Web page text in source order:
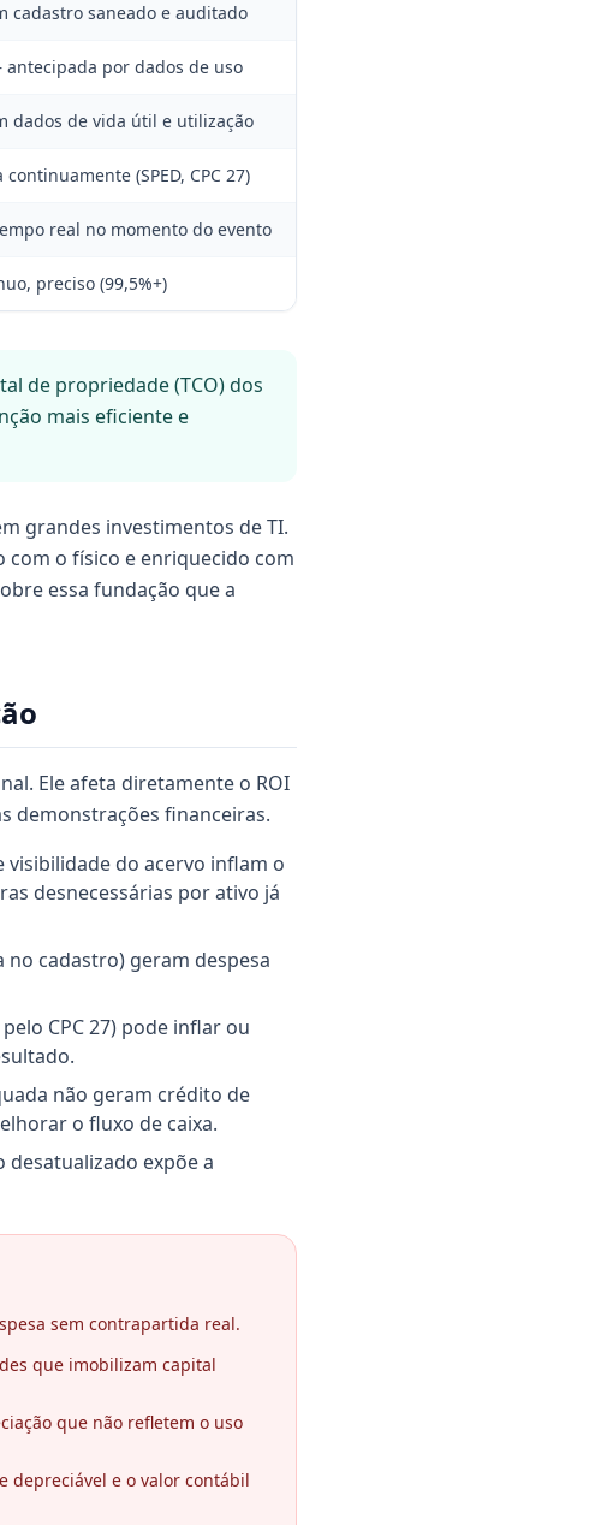
cadastro saneado e auditado
por dados de uso
dados de vida útil e utilização
(SPED, CPC 27)
real no momento do evento
preciso (99,5%+)
de propriedade (TCO) dos
mais eficiente e
grandes investimentos de TI.
o físico e enriquecido com
essa fundação que a
Ele afeta diretamente o ROI
demonstrações financeiras.
do acervo inflam o
desnecessárias por ativo já
cadastro) geram despesa
CPC 27) pode inflar ou
não geram crédito de
o fluxo de caixa.
expõe a
sem contrapartida real.
que imobilizam capital
que não refletem o uso
depreciável e o valor contábil